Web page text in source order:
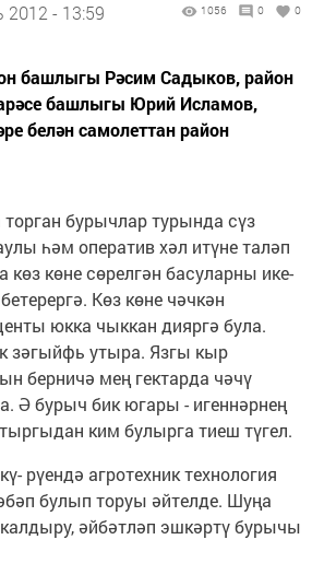
2012 - 13:59 1056 0 0
башлыгы Рәсим Садыков, район
башлыгы Юрий Исламов,
белән самолеттан район
бурычлар турында сүз
һәм оператив хәл итүне таләп
көз көне сөрелгән басуларны ике-
Көз көне чәчкән
юкка чыккан дияргә була.
зәгыйфь уты­ра. Язгы кыр
берничә мең гектарда чәчү
Ә бурыч бик югары - игеннәрнең
ким булырга тиеш түгел.
рүендә агротехник тех­нология
булып торуы әйтелде. Шуңа
әй­бәтләп эшкәртү бурычы